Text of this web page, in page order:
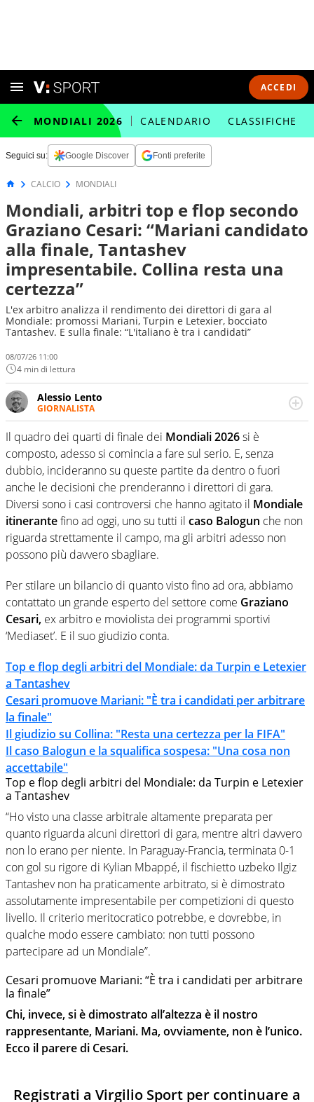
ACCEDI
MONDIALI 2026 CALENDARIO CLASSIFICHE
Seguici su: Google Discover Fonti preferite
CALCIO MONDIALI
Mondiali, arbitri top e flop secondo
Graziano Cesari: “Mariani candidato
alla finale, Tantashev
impresentabile. Collina resta una
certezza”
L'ex arbitro analizza il rendimento dei direttori di gara al
Mondiale: promossi Mariani, Turpin e Letexier, bocciato
Tantashev. E sulla finale: “L'italiano è tra i candidati”
08/07/26 11:00
4 min di lettura
Alessio Lento
GIORNALISTA
Cresciuto a pane e calcio, dal 2008 vivo il giornalismo
sportivo raccontando storie, emozioni e protagonisti.
Specializzato nel calciomercato, seguo trattative e
retroscena con passione. Amo le interviste che svelano il
lato umano del gioco.
Il quadro dei quarti di finale dei Mondiali 2026si è
composto, adesso si comincia a fare sul serio. E, senza
dubbio, incideranno su queste partite da dentro o fuori
anche le decisioni che prenderanno i direttori di gara.
Diversi sono i casi controversi che hanno agitato il Mondiale
itinerantefino ad oggi, uno su tutti il caso Balogun che non
riguarda strettamente il campo, ma gli arbitri adesso non
possono più davvero sbagliare.
Per stilare un bilancio di quanto visto fino ad ora, abbiamo
contattato un grande esperto del settore come Graziano
Cesari, ex arbitro e moviolista dei programmi sportivi
‘Mediaset’. E il suo giudizio conta.
Top e flop degli arbitri del Mondiale: da Turpin e Letexier
a Tantashev
Cesari promuove Mariani: "È tra i candidati per arbitrare
la finale"
Il giudizio su Collina: "Resta una certezza per la FIFA"
Il caso Balogun e la squalifica sospesa: "Una cosa non
accettabile"
Top e flop degli arbitri del Mondiale: da Turpin e Letexier
a Tantashev
“Ho visto una classe arbitrale altamente preparata per
quanto riguarda alcuni direttori di gara, mentre altri davvero
non lo erano per niente. In Paraguay-Francia, terminata 0-1
con gol su rigore di Kylian Mbappé, il fischietto uzbeko Ilgiz
Tantashev non ha praticamente arbitrato, si è dimostrato
assolutamente impresentabile per competizioni di questo
livello. Il criterio meritocratico potrebbe, e dovrebbe, in
qualche modo essere cambiato: non tutti possono
partecipare ad un Mondiale”.
Cesari promuove Mariani: “È tra i candidati per arbitrare
la finale”
Chi, invece, si è dimostrato all’altezza è il nostro
rappresentante, Mariani. Ma, ovviamente, non è l’unico.
Ecco il parere di Cesari.
Registrati a Virgilio Sport per continuare a